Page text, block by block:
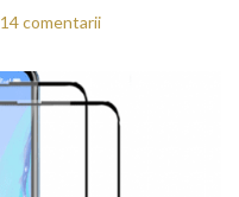
14 comentarii